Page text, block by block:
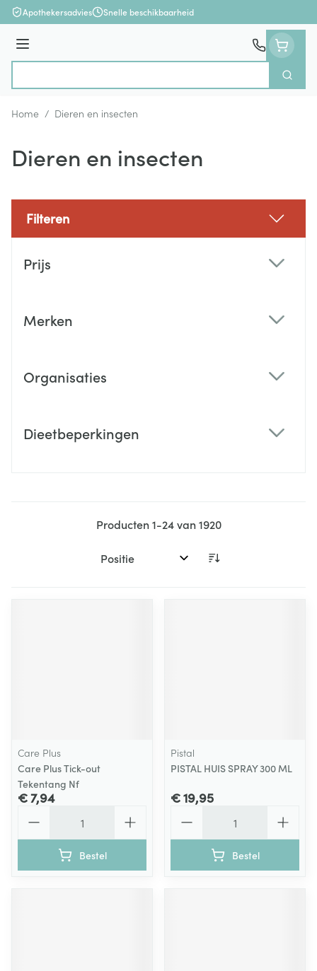
Ga naar de inhoud
Apothekersadvies Snelle beschikbaarheid
Menu
Zoek
Home / Dieren en insecten
Dieren en insecten
Filteren
Prijs
Merken
Organisaties
Dieetbeperkingen
Producten1-24van1920
Sorteer op:
Care Plus
Care Plus Tick-out
Tekentang Nf
€ 7,94
Bestel
Pistal
PISTAL HUIS SPRAY 300 ML
€ 19,95
Bestel